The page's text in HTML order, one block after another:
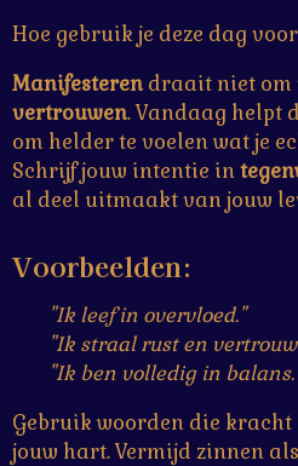
Hoe gebruik je deze dag
Manifesterendraait niet om
vertrouwen. Vandaag helpt
om helder te voelen wat je
Schrijf jouw intentie in
al deel uitmaakt van jouw
Voorbeelden:
"Ik leef in overvloed."
"Ik straal rust en
"Ik ben volledig in
Gebruik woorden die kracht
jouw hart. Vermijd zinnen